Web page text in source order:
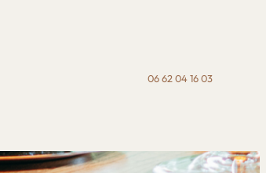
06 62 04 16 03